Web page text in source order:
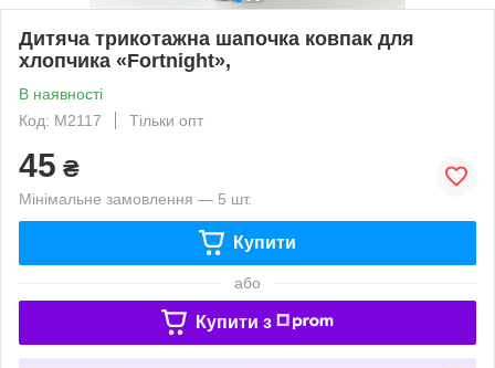
Дитяча трикотажна шапочка ковпак для
хлопчика «Fortnight»,
В наявності
Код: M2117
Тільки опт
45 ₴
Мінімальне замовлення — 5 шт.
Купити
або
Купити з